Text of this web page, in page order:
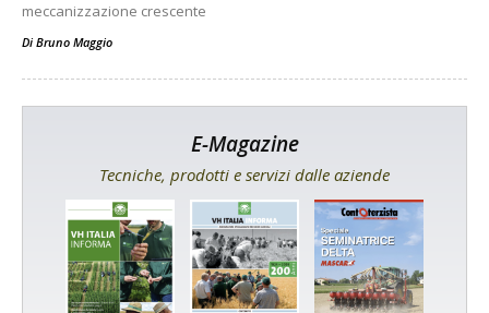
meccanizzazione crescente
Di Bruno Maggio
E-Magazine
Tecniche, prodotti e servizi dalle aziende